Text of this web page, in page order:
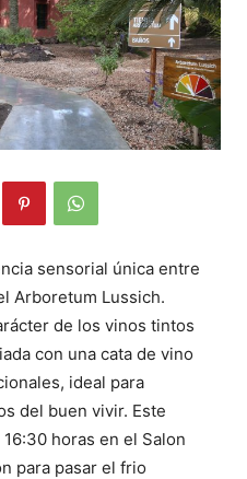
sensorial única entre
Arboretum Lussich.
de los vinos tintos
con una cata de vino
ideal para
del buen vivir. Este
horas en el Salon
para pasar el frio